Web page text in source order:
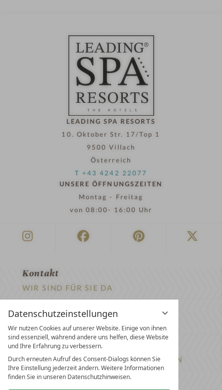
Datenschutzeinstellungen
Wir nutzen Cookies auf unserer Website. Einige von ihnen
sind essenziell, während andere uns helfen, diese Website
und Ihre Erfahrung zu verbessern.
Durch erneuten Aufruf des Consent-Dialogs können Sie
Ihre Einstellung jederzeit ändern. Weitere Informationen
finden Sie in unseren Datenschutzhinweisen.
LEADING SPA RESORTS
10. Oktober Str. 17/Top 1
9500 Villach
Österreich
T +43 4242 22077
UNSERE ÖFFNUNGSZEITEN
Montag - Freitag
von 08:00- 16:00 Uhr
Kontakt
WIR SIND FÜR SIE DA
Newsletter
EXKLUSIVE ANGEBOTE SICHERN
Partnerhotel werden
LASSEN SIE IHR HOTEL AUSZEICHNEN
Presse